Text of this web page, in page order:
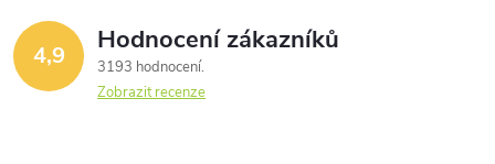
4,9 Hodnocení zákazníků
3193 hodnocení
Zobrazit recenze